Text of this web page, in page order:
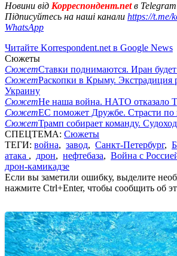
Новини від Корреспондент.netв
Підписуйтесь на наші канали https://t.me/
WhatsApp
Читайте Korrespondent.net в Google News
Сюжеты
СюжетСтавки поднимаются. Иран
СюжетРаскопки в Крыму. Экстрадиция
Украину
СюжетНе наша война. НАТО отказало
СюжетЕС поможет Дружбе. Страсти по
СюжетТрамп собирает команду.
СПЕЦТЕМА: Сюжеты
ТЕГИ: война, завод, Санкт-Петербург,
атака , дрон, нефтебаза, Война с
дрон-камикадзе
Если вы заметили ошибку, выделите
нажмите Ctrl+Enter, чтобы сообщить об